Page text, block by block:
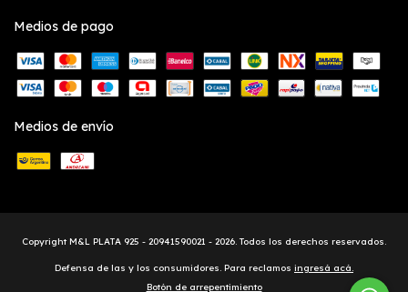
Medios de pago
Medios de envío
Copyright M&L PLATA 925 - 20941590021 - 2026. Todos los derechos reservados.
Defensa de las y los consumidores. Para reclamos ingresá acá.
Botón de arrepentimiento